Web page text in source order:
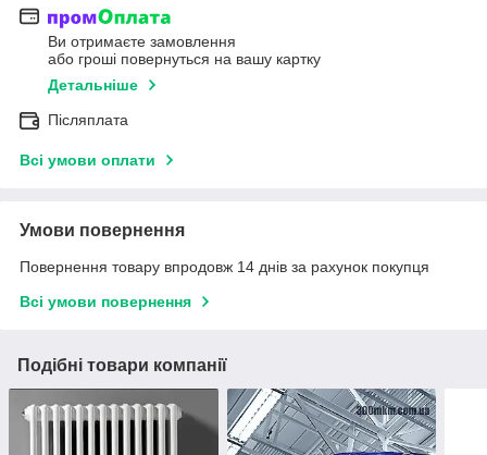
Ви отримаєте замовлення
або гроші повернуться на вашу картку
Детальніше
Післяплата
Всі умови оплати
Умови повернення
Повернення товару впродовж 14 днів за рахунок покупця
Всі умови повернення
Подібні товари компанії